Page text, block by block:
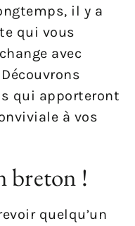
il y a
qui vous
avec
qui apporteront
à vos
breton !
quelqu’un